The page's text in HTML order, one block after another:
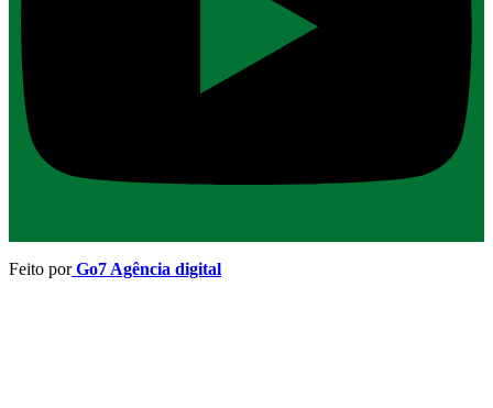
Feito porGo7 Agência digital